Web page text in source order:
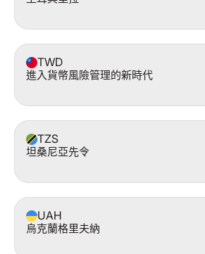
TWD
進入貨幣風險管理的新時代
TZS
坦桑尼亞先令
UAH
烏克蘭格里夫納